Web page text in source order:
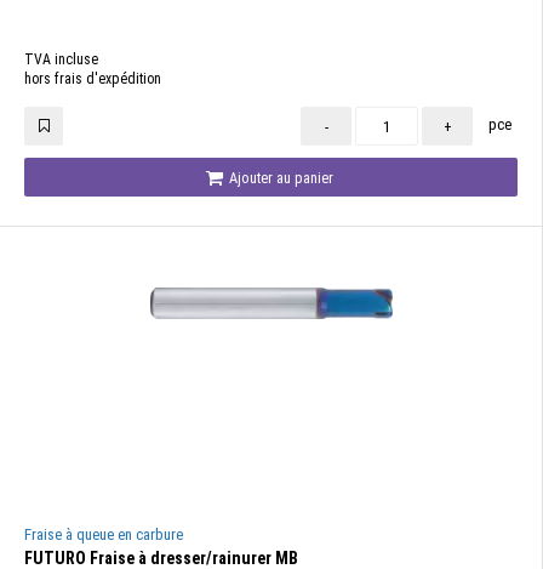
TVA incluse
hors frais d'expédition
- + pce
Ajouter au panier
Fraise à queue en carbure
FUTURO Fraise à dresser/rainurer MB